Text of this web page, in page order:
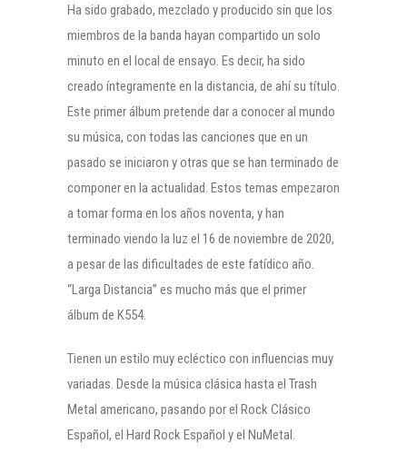
Ha sido grabado, mezclado y producido sin que los
miembros de la banda hayan compartido un solo
minuto en el local de ensayo. Es decir, ha sido
creado íntegramente en la distancia, de ahí su título.
Este primer álbum pretende dar a conocer al mundo
su música, con todas las canciones que en un
pasado se iniciaron y otras que se han terminado de
componer en la actualidad. Estos temas empezaron
a tomar forma en los años noventa, y han
terminado viendo la luz el 16 de noviembre de 2020,
a pesar de las dificultades de este fatídico año.
“Larga Distancia” es mucho más que el primer
álbum de K554.
Tienen un estilo muy ecléctico con influencias muy
variadas. Desde la música clásica hasta el Trash
Metal americano, pasando por el Rock Clásico
Español, el Hard Rock Español y el NuMetal.